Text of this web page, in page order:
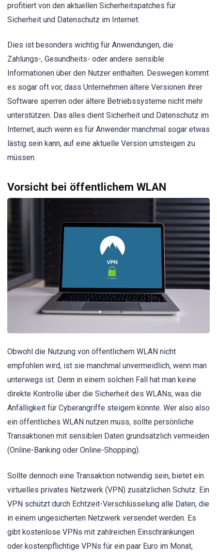
profitiert von den aktuellen Sicherheitspatches für
Sicherheit und Datenschutz im Internet.
Dies ist besonders wichtig für Anwendungen, die
Zahlungs-, Gesundheits- oder andere sensible
Informationen über den Nutzer enthalten. Deswegen kommt
es sogar oft vor, dass Unternehmen ältere Versionen ihrer
Software sperren oder ältere Betriebssysteme nicht mehr
unterstützen. Das alles dient Sicherheit und Datenschutz im
Internet, auch wenn es für Anwender manchmal sogar etwas
lästig sein kann, auf eine aktuelle Version umsteigen zu
müssen.
Vorsicht bei öffentlichem WLAN
Obwohl die Nutzung von öffentlichem WLAN nicht
empfohlen wird, ist sie manchmal unvermeidlich, wenn man
unterwegs ist. Denn in einem solchen Fall hat man keine
direkte Kontrolle über die Sicherheit des WLANs, was die
Anfälligkeit für Cyberangriffe steigern könnte. Wer also also
ein öffentliches WLAN nutzen muss, sollte persönliche
Transaktionen mit sensiblen Daten grundsätzlich vermeiden
(Online-Banking oder Online-Shopping).
Sollte dennoch eine Transaktion notwendig sein, bietet ein
virtuelles privates Netzwerk (VPN) zusätzlichen Schutz. Ein
VPN schützt durch Echtzeit-Verschlüsselung alle Daten, die
in einem ungesicherten Netzwerk versendet werden. Es
gibt kostenlose VPNs mit zahlreichen Einschränkungen
oder kostenpflichtige VPNs für ein paar Euro im Monat,